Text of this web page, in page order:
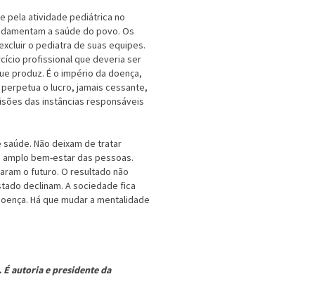
pela atividade pediátrica no
a saúde do povo. Os
o pediatra de suas equipes.
profissional que deveria ser
produz. É o império da doença,
o lucro, jamais cessante,
das instâncias responsáveis
Não deixam de tratar
bem-estar das pessoas.
o futuro. O resultado não
declinam. A sociedade fica
Há que mudar a mentalidade
autoria e presidente da